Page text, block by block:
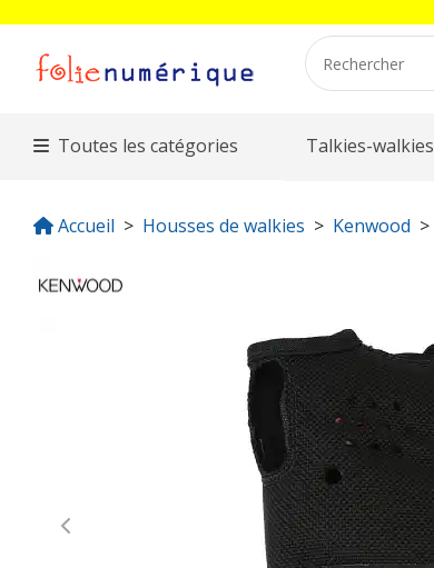
Toutes les catégories Talkies-walkies
Accueil Housses de walkies Kenwood
Previous